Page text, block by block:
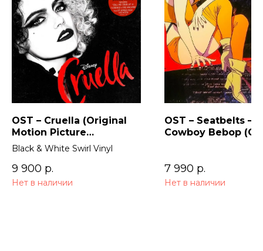
OST – Cruella (Original
Motion Picture
Soundtrack) 2LP
Black & White Swirl Vinyl
9 900 р.
Нет в наличии
OST – Seatbelts –
Cowboy Bebop
7 990 р.
Нет в наличии